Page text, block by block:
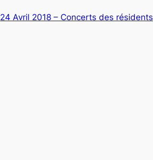
24 Avril 2018 – Concerts des résidents